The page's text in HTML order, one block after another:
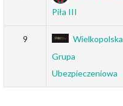
Piła III
9
Wielkopolska
Grupa
Ubezpieczeniowa